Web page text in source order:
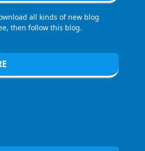
all kinds of new blog
then follow this blog.